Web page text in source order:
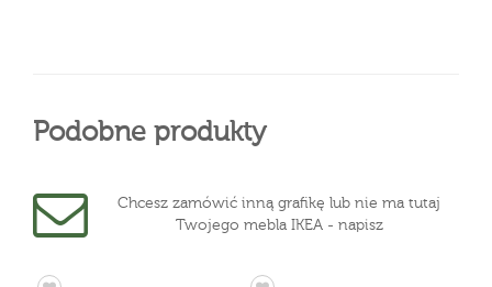
Podobne produkty
Chcesz zamówić inną grafikę lub nie ma tutaj
Twojego mebla IKEA - napisz